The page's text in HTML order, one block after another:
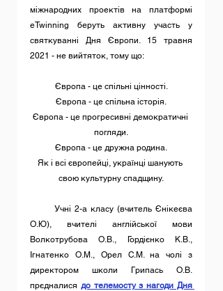
міжнародних проектів на платформі
eTwinning беруть активну участь у
святкуванні Дня Європи. 15 травня
2021 - не вийтяток, тому що:
Європа - це спільні цінності.
Європа - це спільна історія.
Європа - це прогресивні демократичні
погляди.
Європа - це дружна родина.
Як і всі європейці, українці шанують
свою культурну спадщину.
О.Ю), вчителі англійської мови
Волкотрубова О.В., Гордієнко К.В.,
Ігнатенко О.М., Орел С.М. на чолі з
директором школи Грипась О.В.
прєдналися до телемосту з нагоди Дня